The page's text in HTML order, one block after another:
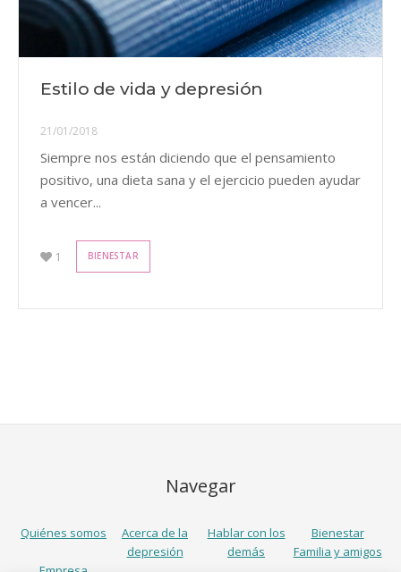
Estilo de vida y depresión
21/01/2018
Siempre nos están diciendo que el pensamiento
positivo, una dieta sana y el ejercicio pueden ayudar
a vencer...
1 BIENESTAR
Navegar
Quiénes somos
Acerca de la
depresión
Hablar con los
demás
Bienestar
Familia y amigos